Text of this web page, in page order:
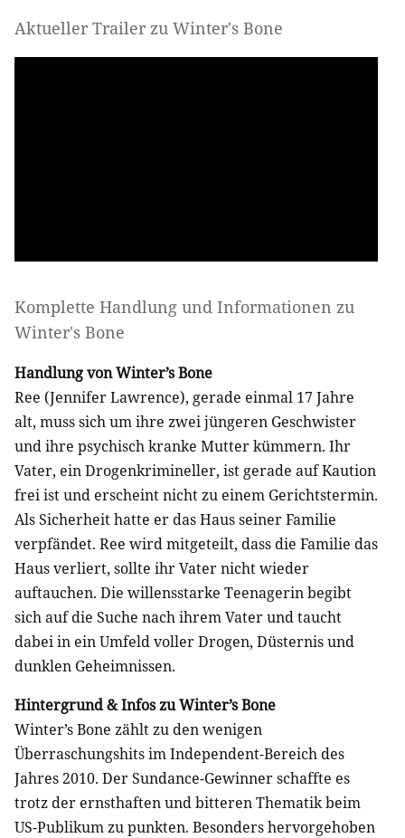
Aktueller Trailer zu Winter's Bone
Komplette Handlung und Informationen zu
Winter's Bone
Handlung von Winter’s Bone
Ree (Jennifer Lawrence), gerade einmal 17 Jahre
alt, muss sich um ihre zwei jüngeren Geschwister
und ihre psychisch kranke Mutter kümmern. Ihr
Vater, ein Drogenkrimineller, ist gerade auf Kaution
frei ist und erscheint nicht zu einem Gerichtstermin.
Als Sicherheit hatte er das Haus seiner Familie
verpfändet. Ree wird mitgeteilt, dass die Familie das
Haus verliert, sollte ihr Vater nicht wieder
auftauchen. Die willensstarke Teenagerin begibt
sich auf die Suche nach ihrem Vater und taucht
dabei in ein Umfeld voller Drogen, Düsternis und
dunklen Geheimnissen.
Hintergrund & Infos zu Winter’s Bone
Winter’s Bone zählt zu den wenigen
Überraschungshits im Independent-Bereich des
Jahres 2010. Der Sundance-Gewinner schaffte es
trotz der ernsthaften und bitteren Thematik beim
US-Publikum zu punkten. Besonders hervorgehoben